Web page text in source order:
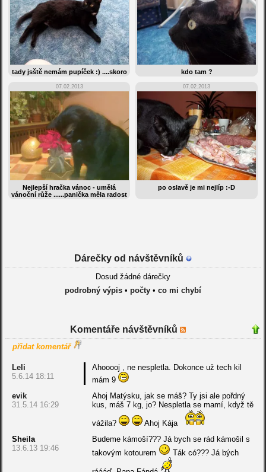
tady jsště nemám pupíček :) ....skoro kdo tam ?
07.02.2013
Nejlepší hračka vánoc - umělá
vánoční růže ......panička měla radost
07.02.2013
po oslavě je mi nejlíp :-D
Dárečky od návštěvníků
Dosud žádné dárečky
podrobný výpis• počty• co mi chybí
Komentáře návštěvníků
přidat komentář
Leli
5.6.14 18:11
Ahooooj , ne nespletla. Dokonce už tech kil
mám 9
evik
31.5.14 16:29
Ahoj Matýsku, jak se máš? Ty jsi ale pořdný
kus, máš 7 kg, jo? Nespletla se mamí, když tě
vážila?
Ahoj Kája
Sheila
13.6.13 19:46
Budeme kámoší??? Já bych se rád kámošil s
takovým kotourem
Ták có??? Já bých